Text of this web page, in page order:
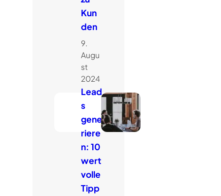
Kun
den
9.
Augu
st
2024
Lead
s
gene
riere
n: 10
wert
volle
Tipp